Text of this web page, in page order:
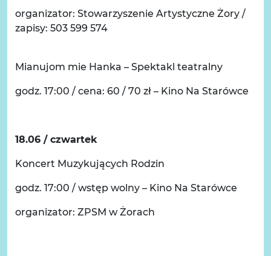
organizator: Stowarzyszenie Artystyczne Żory /
zapisy: 503 599 574
Mianujom mie Hanka – Spektakl teatralny
godz. 17:00 / cena: 60 / 70 zł – Kino Na Starówce
18.06 / czwartek
Koncert Muzykujących Rodzin
godz. 17:00 / wstęp wolny – Kino Na Starówce
organizator: ZPSM w Żorach